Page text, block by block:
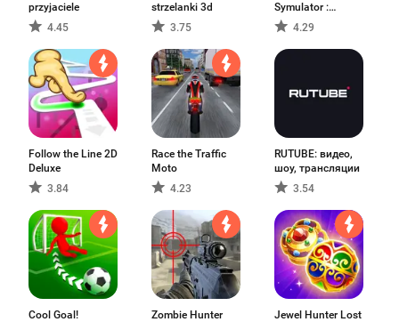
przyjaciele
4.45
strzelanki 3d
3.75
Symulator :
Europa
4.29
Follow the Line 2D
Deluxe
3.84
Race the Traffic
Moto
4.23
RUTUBE: видео,
шоу, трансляции
3.54
Cool Goal!
Zombie Hunter
Jewel Hunter Lost